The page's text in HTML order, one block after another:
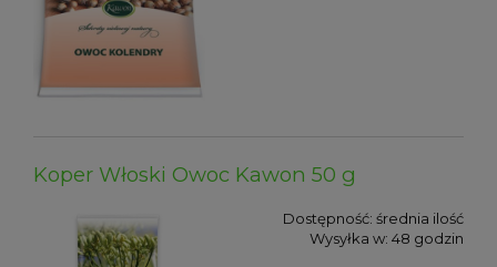
Koper Włoski Owoc Kawon 50 g
Dostępność: średnia ilość
Wysyłka w: 48 godzin